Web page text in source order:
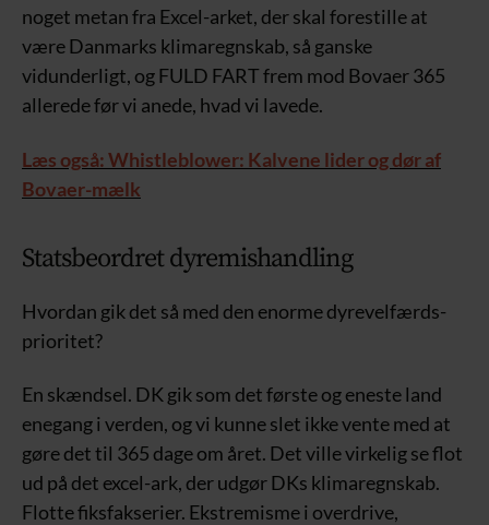
noget metan fra Excel-arket, der skal forestille at
være Danmarks klimaregnskab, så ganske
vidunderligt, og FULD FART frem mod Bovaer 365
allerede før vi anede, hvad vi lavede.
Læs også: Whistleblower: Kalvene lider og dør af
Bovaer-mælk
Statsbeordret dyremishandling
Hvordan gik det så med den enorme dyrevelfærds-
prioritet?
En skændsel. DK gik som det første og eneste land
enegang i verden, og vi kunne slet ikke vente med at
gøre det til 365 dage om året. Det ville virkelig se flot
ud på det excel-ark, der udgør DKs klimaregnskab.
Flotte fiksfakserier. Ekstremisme i overdrive,